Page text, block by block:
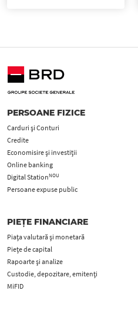
PERSOANE FIZICE
Carduri şi Conturi
Credite
Economisire și investiții
Online banking
Digital StationNOU
Persoane expuse public
PIEȚE FINANCIARE
Piața valutară și monetară
Piețe de capital
Rapoarte și analize
Custodie, depozitare, emitenți
MiFID